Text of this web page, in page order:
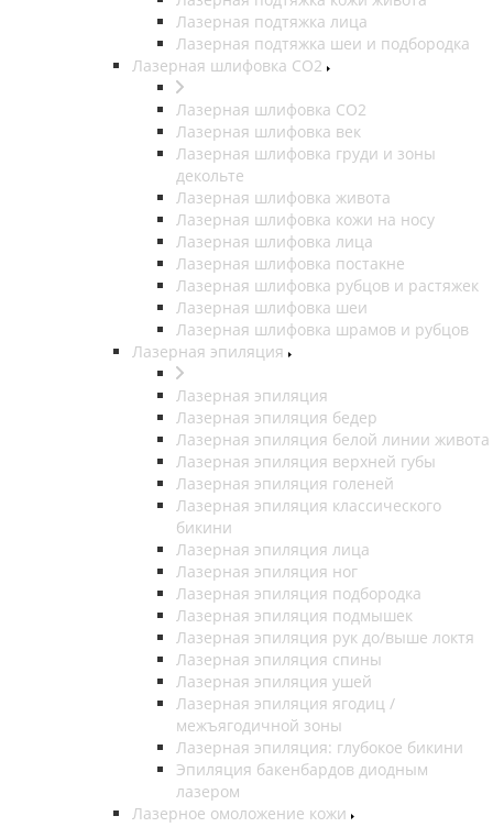
Лазерная подтяжка лица
Лазерная подтяжка шеи и подбородка
Лазерная шлифовка CO2
Лазерная шлифовка CO2
Лазерная шлифовка век
Лазерная шлифовка груди и зоны
декольте
Лазерная шлифовка живота
Лазерная шлифовка кожи на носу
Лазерная шлифовка лица
Лазерная шлифовка постакне
Лазерная шлифовка рубцов и растяжек
Лазерная шлифовка шеи
Лазерная шлифовка шрамов и рубцов
Лазерная эпиляция
Лазерная эпиляция
Лазерная эпиляция бедер
Лазерная эпиляция белой линии живота
Лазерная эпиляция верхней губы
Лазерная эпиляция голеней
Лазерная эпиляция классического
бикини
Лазерная эпиляция лица
Лазерная эпиляция ног
Лазерная эпиляция подбородка
Лазерная эпиляция подмышек
Лазерная эпиляция рук до/выше локтя
Лазерная эпиляция спины
Лазерная эпиляция ушей
Лазерная эпиляция ягодиц /
межъягодичной зоны
Лазерная эпиляция: глубокое бикини
Эпиляция бакенбардов диодным
лазером
Лазерное омоложение кожи